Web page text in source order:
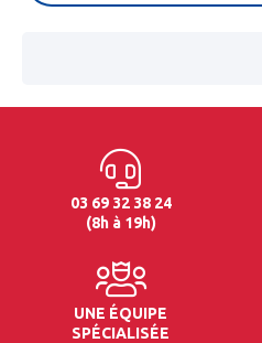
03 69 32 38 24
(8h à 19h)
UNE ÉQUIPE
SPÉCIALISÉE